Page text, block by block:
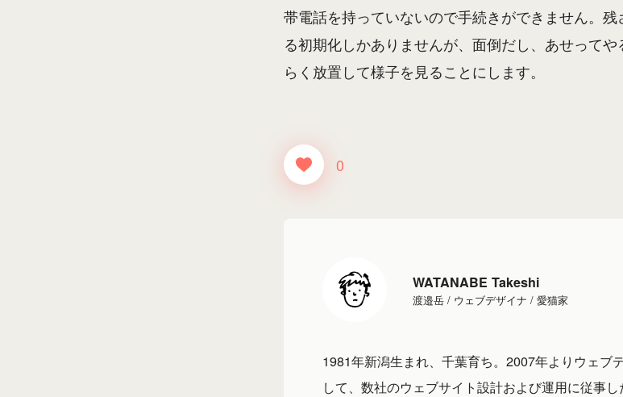
帯電話を持っていないので手続きができません。残
る初期化しかありませんが、面倒だし、あせって
らく放置して様子を見ることにします。
0
WATANABE Takeshi
渡邉岳 / ウェブデザイナ / 愛猫家
1981年新潟生まれ、千葉育ち。2007年よりウェブ
して、数社のウェブサイト設計および運用に従事